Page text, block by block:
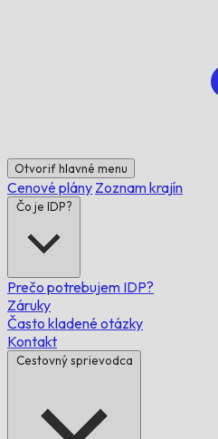
Otvoriť hlavné menu
Cenové plány Zoznam krajín
Čo je IDP?
Prečo potrebujem IDP?
Záruky
Často kladené otázky
Kontakt
Cestovný sprievodca